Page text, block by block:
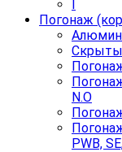
I
Погонаж
Погонаж
N.O
PWB,